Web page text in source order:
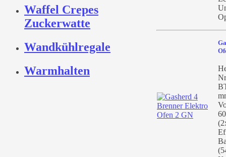
Waffel Crepes
Zuckerwatte
Wandkühlregale
Warmhalten